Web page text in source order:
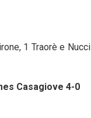
1 Traorè e Nucci
Casagiove 4-0